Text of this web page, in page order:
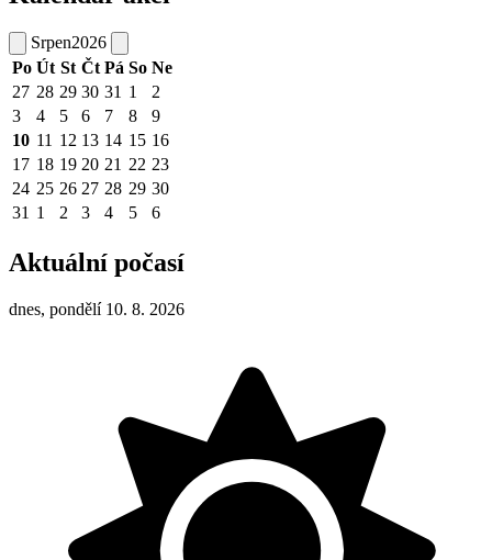
Srpen2026
Po Út St Čt Pá So Ne
27 28 29 30 31 1
2
3
4 5 6 7 8
9
10 11 12 13 14 15 16
17 18 19 20 21 22 23
24 25 26 27 28 29 30
31 1 2 3 4 5 6
Aktuální počasí
dnes, pondělí 10. 8. 2026